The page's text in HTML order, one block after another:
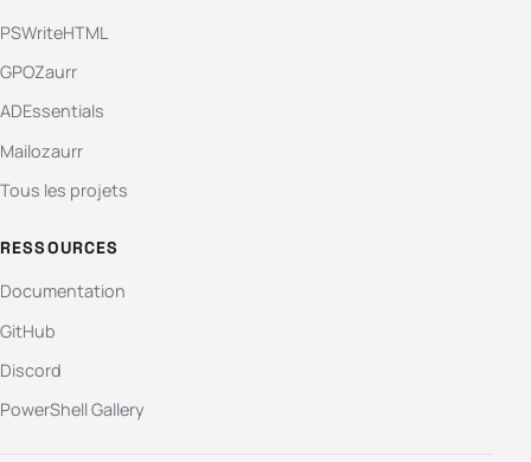
PSWriteHTML
GPOZaurr
ADEssentials
Mailozaurr
Tous les projets
RESSOURCES
Documentation
GitHub
Discord
PowerShell Gallery